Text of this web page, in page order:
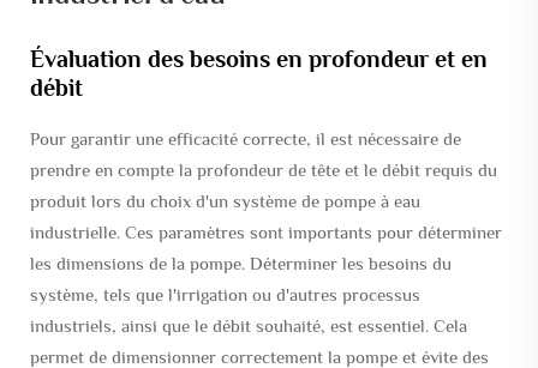
Évaluation des besoins en profondeur et en
débit
Pour garantir une efficacité correcte, il est nécessaire de
prendre en compte la profondeur de tête et le débit requis du
produit lors du choix d'un système de pompe à eau
industrielle. Ces paramètres sont importants pour déterminer
les dimensions de la pompe. Déterminer les besoins du
système, tels que l'irrigation ou d'autres processus
industriels, ainsi que le débit souhaité, est essentiel. Cela
permet de dimensionner correctement la pompe et évite des